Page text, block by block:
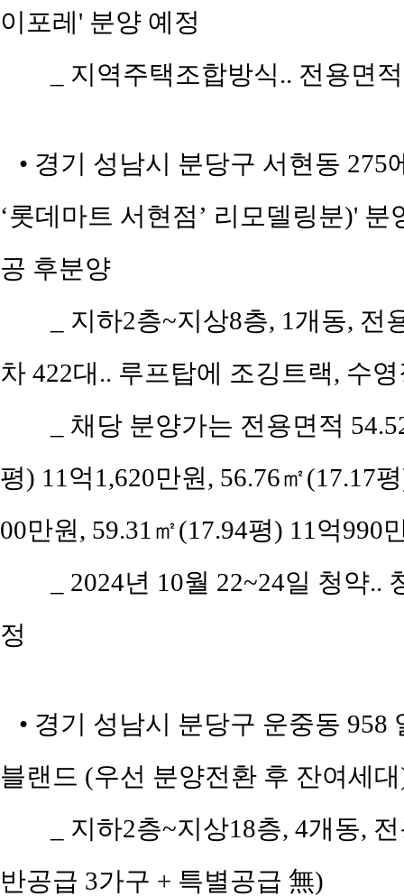
이포레' 분양 예정
_ 지역주택조합방식.. 전용면
• 경기 성남시 분당구 서현동
‘롯데마트 서현점’ 리모델링분)'
공 후분양
_ 지하2층~지상8층, 1개동,
차 422대.. 루프탑에 조깅트랙, 수
_ 채당 분양가는 전용면적
평) 11억1,620만원, 56.76㎡(17.17
00만원, 59.31㎡(17.94평) 11억990
_ 2024년 10월 22~24일 청약
정
• 경기 성남시 분당구 운중동 958
블랜드 (우선 분양전환 후 잔여세
_ 지하2층~지상18층, 4개동,
반공급 3가구 + 특별공급 無)